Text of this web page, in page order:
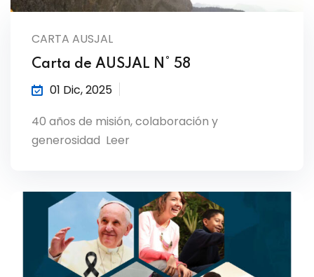
CARTA AUSJAL
Carta de AUSJAL N° 58
01 Dic, 2025
40 años de misión, colaboración y
generosidad Leer